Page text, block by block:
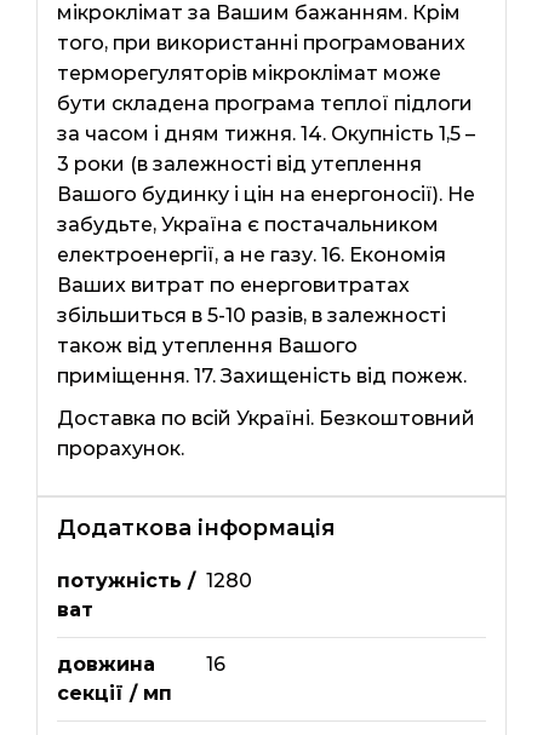
мікроклімат за Вашим бажанням. Крім
того, при використанні програмованих
терморегуляторів мікроклімат може
бути складена програма теплої підлоги
за часом і дням тижня. 14. Окупність 1,5 –
3 роки (в залежності від утеплення
Вашого будинку і цін на енергоносії). Не
забудьте, Україна є постачальником
електроенергії, а не газу. 16. Економія
Ваших витрат по енерговитратах
збільшиться в 5-10 разів, в залежності
також від утеплення Вашого
приміщення. 17. Захищеність від пожеж.
Доставка по всій Україні. Безкоштовний
прорахунок.
Додаткова інформація
потужність /
ват
1280
довжина
секції / мп
16